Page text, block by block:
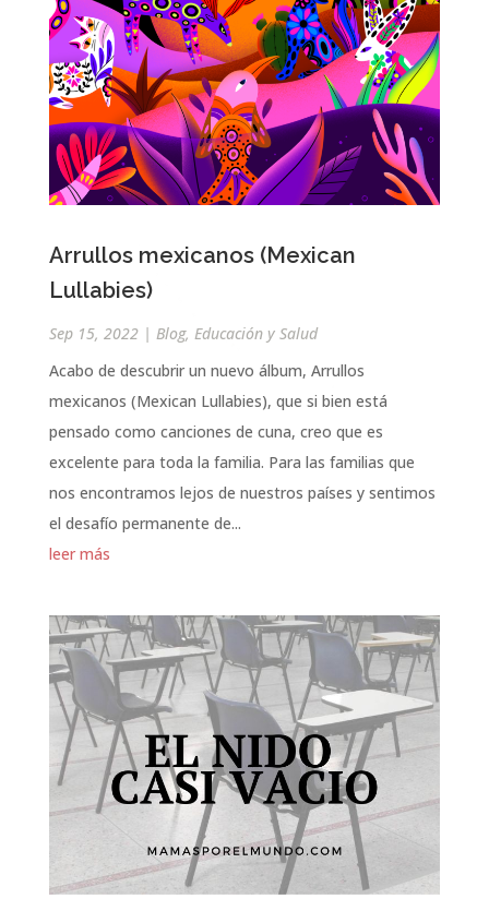
Arrullos mexicanos (Mexican
Lullabies)
Sep 15, 2022| Blog, Educación y Salud
Acabo de descubrir un nuevo álbum, Arrullos
mexicanos (Mexican Lullabies), que si bien está
pensado como canciones de cuna, creo que es
excelente para toda la familia. Para las familias que
nos encontramos lejos de nuestros países y sentimos
el desafío permanente de...
leer más